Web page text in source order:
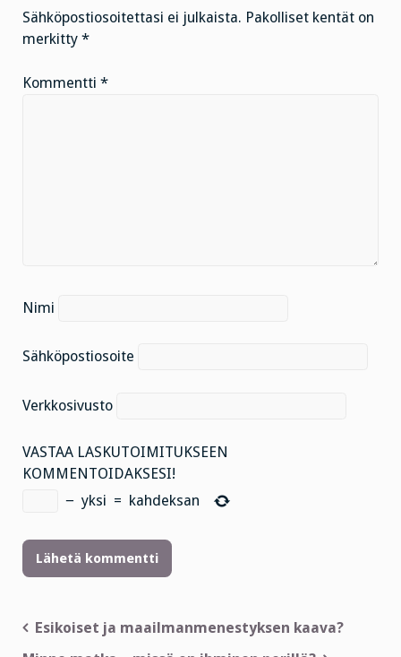
Sähköpostiosoitettasi ei julkaista. Pakolliset kentät on
merkitty *
Kommentti *
Nimi
Sähköpostiosoite
Verkkosivusto
VASTAA LASKUTOIMITUKSEEN
KOMMENTOIDAKSESI!
− yksi = kahdeksan
Artikkelien
Esikoiset ja maailmanmenestyksen kaava?